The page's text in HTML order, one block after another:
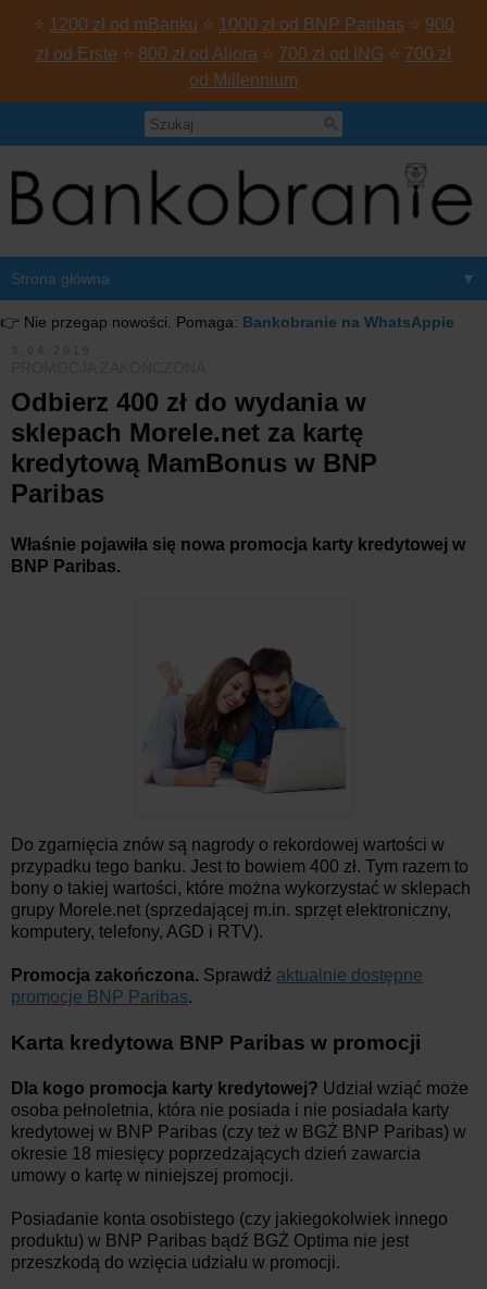
⭐ 1200 zł od mBanku ⭐ 1000 zł od BNP Paribas ⭐ 900
zł od Erste ⭐ 800 zł od Aliora ⭐ 700 zł od ING ⭐ 700 zł
od Millennium
▼
👉 Nie przegap nowości. Pomaga: Bankobranie na WhatsAppie
Odbierz 400 zł do wydania w
sklepach Morele.net za kartę
kredytową MamBonus w BNP
Paribas
Właśnie pojawiła się nowa promocja karty kredytowej w
BNP Paribas.
Do zgarnięcia znów są nagrody o rekordowej wartości w
przypadku tego banku. Jest to bowiem 400 zł. Tym razem to
bony o takiej wartości, które można wykorzystać w sklepach
grupy Morele.net (sprzedającej m.in. sprzęt elektroniczny,
komputery, telefony, AGD i RTV).
Promocja zakończona. Sprawdź aktualnie dostępne
promocje BNP Paribas.
Karta kredytowa BNP Paribas w promocji
Dla kogo promocja karty kredytowej? Udział wziąć może
osoba pełnoletnia, która nie posiada i nie posiadała karty
kredytowej w BNP Paribas (czy też w BGŻ BNP Paribas) w
okresie 18 miesięcy poprzedzających dzień zawarcia
umowy o kartę w niniejszej promocji.
Posiadanie konta osobistego (czy jakiegokolwiek innego
produktu) w BNP Paribas bądź BGŻ Optima nie jest
przeszkodą do wzięcia udziału w promocji.